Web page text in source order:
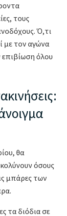
τους
Ό,τι
με τον αγώνα
επιβίωση όλου
θα
όσους
μπάρες των
τα διόδια σε